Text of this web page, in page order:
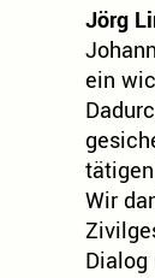
Jörg
ein
Wir